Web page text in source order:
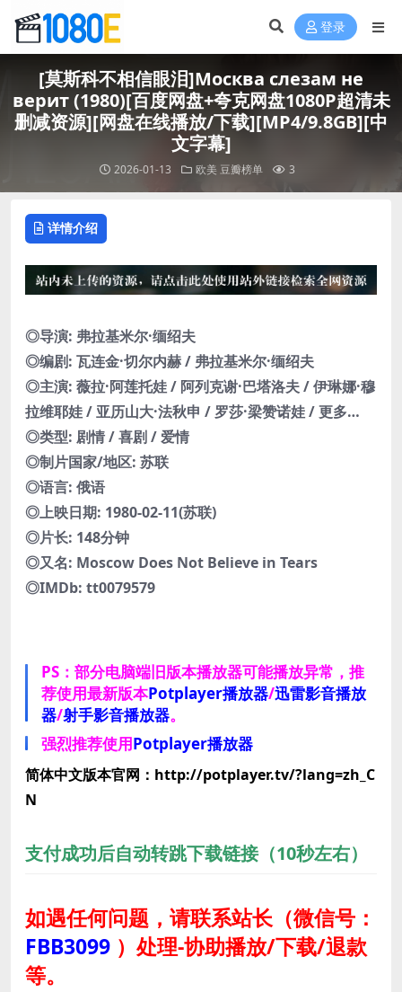
登录
[莫斯科不相信眼泪]Москва слезам не
верит (1980)[百度网盘+夸克网盘1080P超清未
删减资源][网盘在线播放/下载][MP4/9.8GB][中
文字幕]
2026-01-13 欧美豆瓣榜单 3
详情介绍
◎导演: 弗拉基米尔·缅绍夫
◎编剧: 瓦连金·切尔内赫 / 弗拉基米尔·缅绍夫
◎主演: 薇拉·阿莲托娃 / 阿列克谢·巴塔洛夫 / 伊琳娜·穆
拉维耶娃 / 亚历山大·法秋申 / 罗莎·梁赞诺娃 / 更多…
◎类型: 剧情 / 喜剧 / 爱情
◎制片国家/地区: 苏联
◎语言: 俄语
◎上映日期: 1980-02-11(苏联)
◎片长: 148分钟
◎又名: Moscow Does Not Believe in Tears
◎IMDb: tt0079579
PS：部分电脑端旧版本播放器可能播放异常，推
荐使用最新版本Potplayer播放器/迅雷影音播放
器/射手影音播放器。
强烈推荐使用Potplayer播放器
简体中文版本官网：http://potplayer.tv/?lang=zh_C
N
支付成功后自动转跳下载链接（10秒左右）
如遇任何问题，请联系站长（微信号：
FBB3099 ） 处理-协助播放/下载/退款
等。